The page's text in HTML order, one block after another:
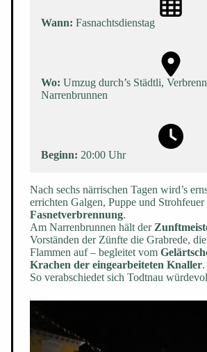
Wann: Fasnachtsdienstag
Wo: Umzug durch’s Städtli,
Narrenbrunnen
Beginn: 20:00 Uhr
Nach sechs närrischen Tagen wird’s
errichten Galgen, Puppe und
Fasnetverbrennung.
Am Narrenbrunnen hält der
Vorständen der Zünfte die Grabrede,
Flammen auf – begleitet vom
Krachen der eingearbeiteten Knaller.
So verabschiedet sich Todtnau